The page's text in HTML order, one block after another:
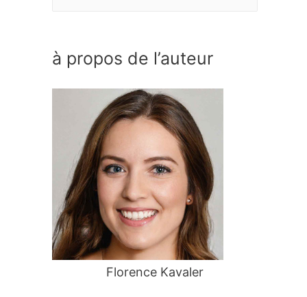
h
:
à propos de l’auteur
Florence Kavaler